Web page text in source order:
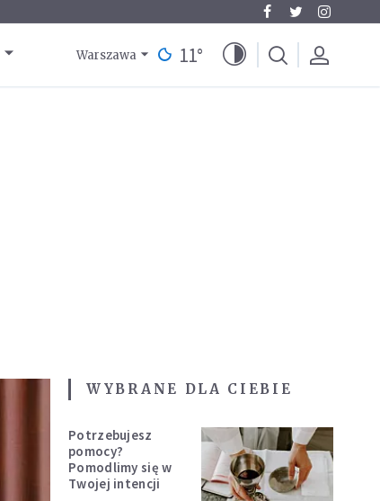
Warszawa 11°
WYBRANE DLA CIEBIE
Potrzebujesz
pomocy?
Pomodlimy się w
Twojej intencji